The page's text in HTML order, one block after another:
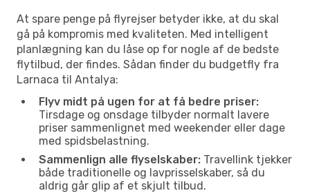
At spare penge på flyrejser betyder ikke, at du skal
gå på kompromis med kvaliteten. Med intelligent
planlægning kan du låse op for nogle af de bedste
flytilbud, der findes. Sådan finder du budgetfly fra
Larnaca til Antalya:
Flyv midt på ugen for at få bedre priser:
Tirsdage og onsdage tilbyder normalt lavere
priser sammenlignet med weekender eller dage
med spidsbelastning.
Sammenlign alle flyselskaber: Travellink tjekker
både traditionelle og lavprisselskaber, så du
aldrig går glip af et skjult tilbud.